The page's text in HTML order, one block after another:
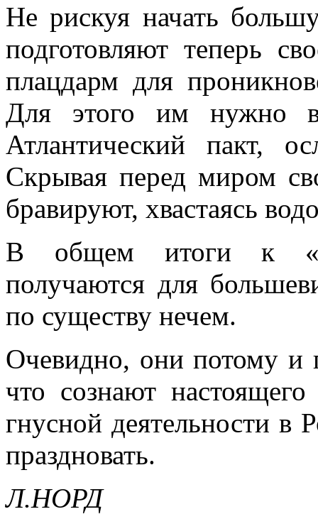
Не рискуя начать
подготовляют теперь
плацдарм для
Для этого им нужно в
Атлантиче­ский пакт,
Скрывая перед миром
бравируют, хвастаясь
В общем итоги к
получаются для
по существу нечем.
Очевидно, они потому и
что сознают
гнусной деятельности в
праздновать.
Л.НОРД